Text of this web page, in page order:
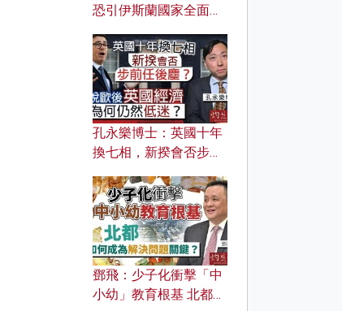
恐引伊斯蘭國家全面反
對付北約美國？
孔永樂博士：英國十年
換七相，新揆會否步前
濟為何仍然低迷？
鄧飛：少子化衝擊「中
小幼」教育根基 北都如